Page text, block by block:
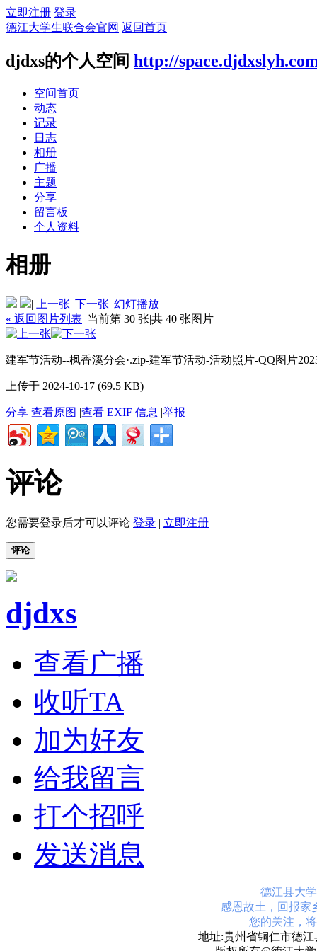
立即注册 登录
德江大学生联合会官网 返回首页
djdxs的个人空间 http://
空间首页
动态
记录
日志
相册
广播
主题
分享
留言板
个人资料
相册
| 上一张| 下一张| 幻灯播放
« 返回图片列表 |当前第 30 张|共 40 张图片
建军节活动--枫香溪分会·.zip-建军节活动-活动照片-QQ图片
上传于 2024-10-17 (69.5 KB)
分享 查看原图 |查看 EXIF 信息 |举报
评论
您需要登录后才可以评论 登录 | 立即注册
评论
djdxs
查看广播
收听TA
加为好友
给我留言
打个招呼
发送消息
德江县大
感恩故土，回报家
您的关注，
地址:贵州省铜仁市德